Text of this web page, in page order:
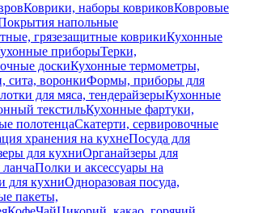
Коврики, наборы ковриковКовровые
напольные
грязезащитные коврикиКухонные
приборыТерки,
доскиКухонные термометры,
сита, воронкиФормы, приборы для
для мяса, тендерайзерыКухонные
текстильКухонные фартуки,
полотенцаСкатерти, сервировочные
хранения на кухнеПосуда для
для кухниОрганайзеры для
Полки и аксессуары на
для кухниОдноразовая посуда,
пакеты,